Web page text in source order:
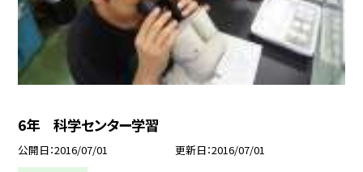
6年 科学センター学習
公開日 2016/07/01 更新日 2016/07/01